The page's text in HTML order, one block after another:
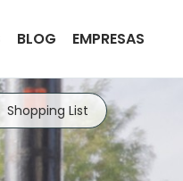
BLOG EMPRESAS
Shopping List